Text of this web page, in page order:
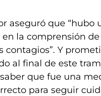
aseguró que “hubo
en la comprensión
contagios”. Y
al final de este
que fue una
para seguir